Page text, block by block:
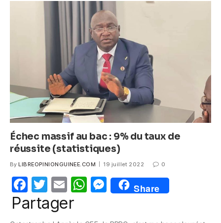
A
p
p
n
g
er
Échec massif au bac : 9% du taux de
réussite (statistiques)
By LIBREOPINIONGUINEE.COM 19 juillet 2022 0
F
a
T
w
itt
E
m
W M
e
Share
Partager